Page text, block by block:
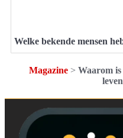
Welke bekende mensen
Magazine > Waarom is